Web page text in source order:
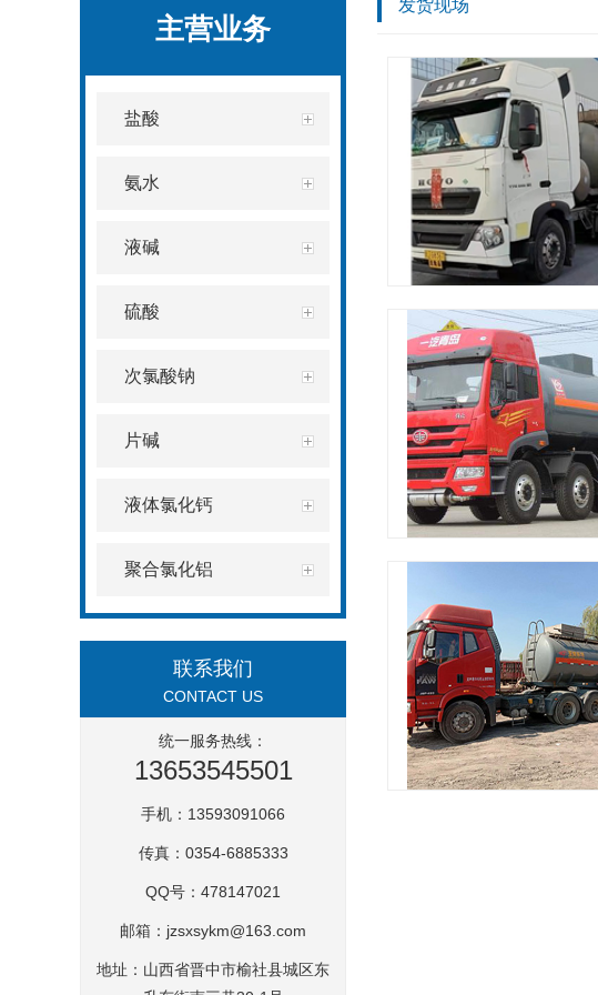
主营业务
盐酸
氨水
液碱
硫酸
次氯酸钠
片碱
液体氯化钙
聚合氯化铝
联系我们
CONTACT US
统一服务热线：
13653545501
手机：13593091066
传真：0354-6885333
QQ号：478147021
邮箱： jzsxsykm@163.com
地址：山西省晋中市榆社县城区东
发货现场
发货现场
发货现场